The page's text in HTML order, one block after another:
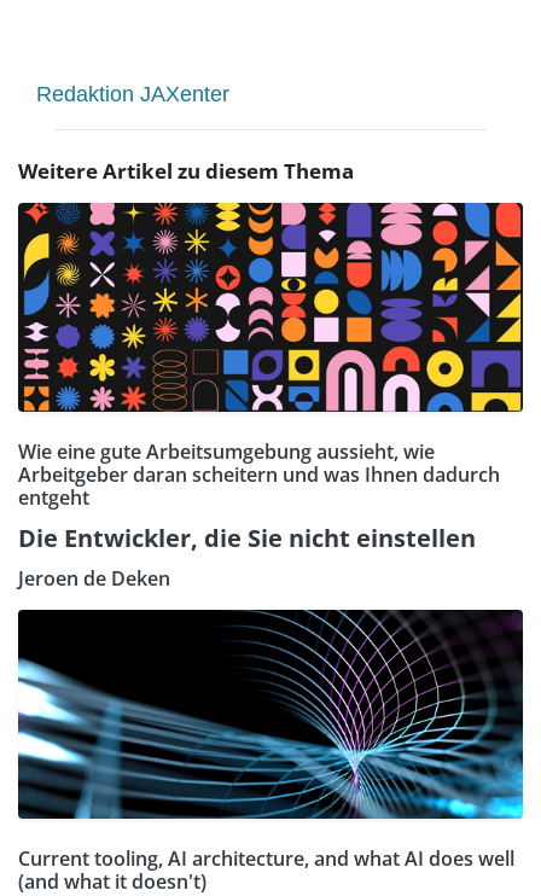
Redaktion JAXenter
Weitere Artikel zu diesem Thema
Wie eine gute Arbeitsumgebung aussieht, wie
Arbeitgeber daran scheitern und was Ihnen dadurch
entgeht
Die Entwickler, die Sie nicht einstellen
Jeroen de Deken
Current tooling, AI architecture, and what AI does well
(and what it doesn't)